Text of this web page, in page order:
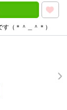
（＊＾＿＾＊）